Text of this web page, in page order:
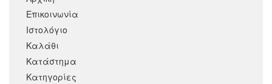
Επικοινωνία
Ιστολόγιο
Καλάθι
Κατάστημα
Κατηγορίες